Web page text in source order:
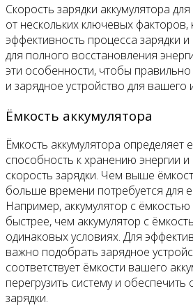
Скорость зарядки аккумулятора
от нескольких ключевых
эффективность процесса зарядки
для полного восстановления
эти особенности, чтобы
и зарядное устройство для вашего
Ёмкость аккумулятора
Ёмкость аккумулятора определяет
способность к хранению энергии
скорость зарядки. Чем выше
больше времени потребуется для
Например, аккумулятор с ёмкостью
быстрее, чем аккумулятор с
одинаковых условиях. Для
важно подобрать зарядное
соответствует ёмкости вашего
перегрузить систему и
зарядки.